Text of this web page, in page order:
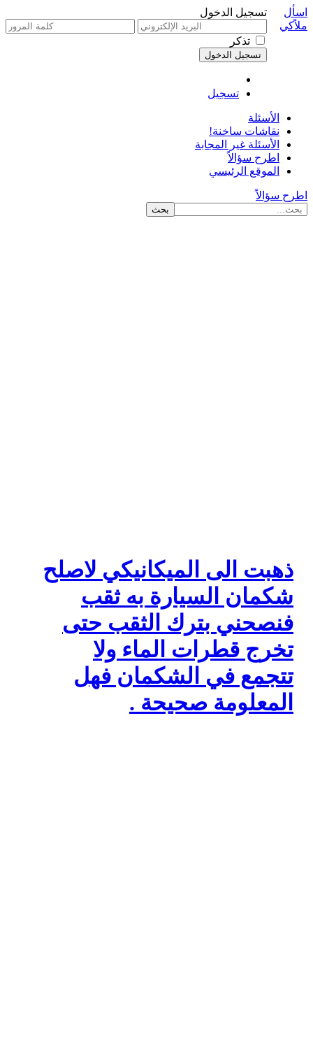
تسجيل الدخول
تذكر
تسجيل
اسأل
ملاًكي
الأسئلة
نقاشات ساخنة!
الأسئلة غير المجابة
اطرح سؤالاً
الموقع الرئيسي
اطرح سؤالاً
ذهبت الى الميكانيكي لاصلح
شكمان السيارة به ثقب
فنصحني بترك الثقب حتى
تخرج قطرات الماء ولا
تتجمع في الشكمان فهل
المعلومة صحيحة .